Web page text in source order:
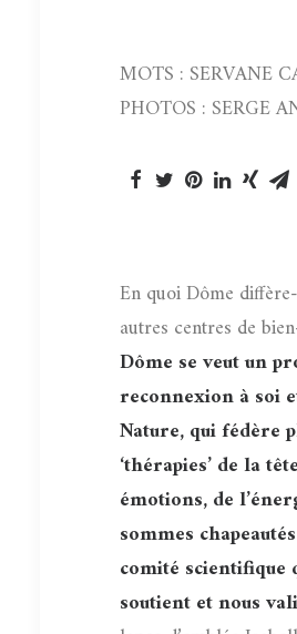
MOTS : SERVANE
PHOTOS : SERGE
En quoi Dôme
autres centres de
Dôme se veut un
reconnexion à soi
Nature, qui fédère
‘thérapies’ de la
émotions, de
sommes
comité scientifique
soutient et nous